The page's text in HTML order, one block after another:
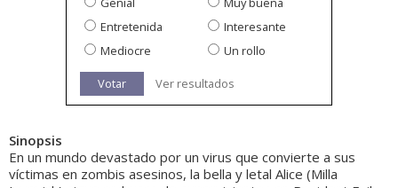
Entretenida
Interesante
Mediocre
Un rollo
Votar Ver resultados
Sinopsis
En un mundo devastado por un virus que convierte a sus
víctimas en zombis asesinos, la bella y letal Alice (Milla